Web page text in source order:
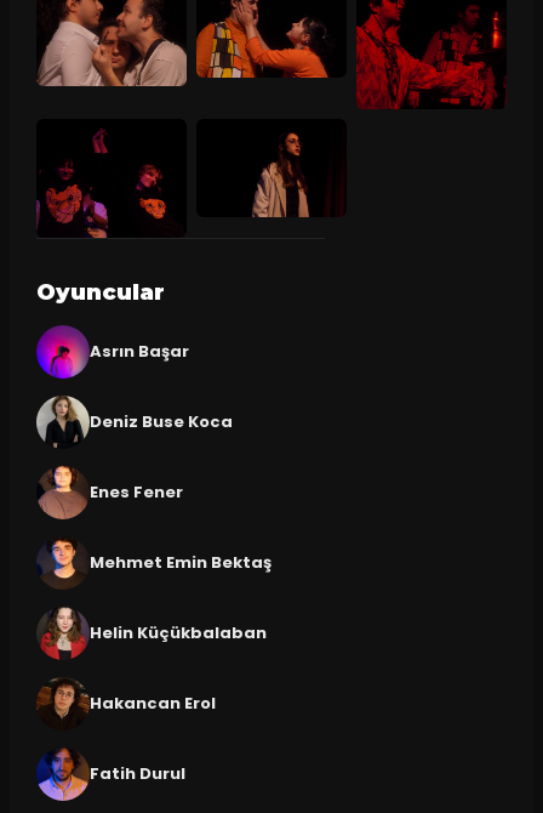
Oyuncular
Asrın Başar
Deniz Buse Koca
Enes Fener
Mehmet Emin Bektaş
Helin Küçükbalaban
Hakancan Erol
Fatih Durul